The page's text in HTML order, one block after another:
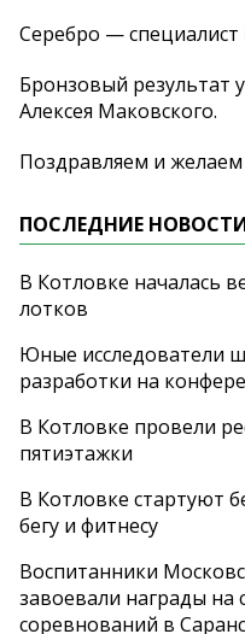
Серебро —
Бронзовый результат
Алексея Маковского.
Поздравляем и желаем
ПОСЛЕДНИЕ
В Котловке началась
лотков
Юные исследователи
разработки на
В Котловке провели
пятиэтажки
В Котловке стартуют
бегу и фитнесу
Воспитанники
завоевали награды на
соревнований в